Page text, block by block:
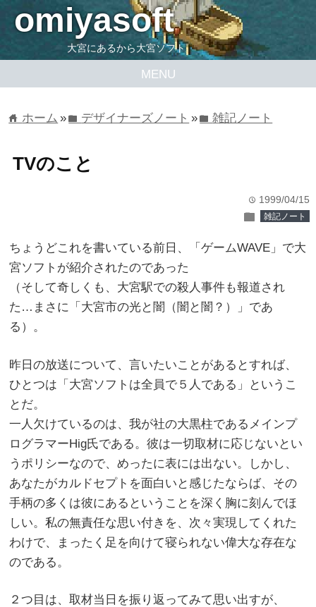
omiyasoft
大宮にあるから大宮ソフト
MENU
home ホーム »folder デザイナーズノート »folder雑記ノート
TVのこと
time 1999/04/15
folder 雑記ノート
ちょうどこれを書いている前日、「ゲームWAVE」で大
宮ソフトが紹介されたのであった
（そして奇しくも、大宮駅での殺人事件も報道され
た…まさに「大宮市の光と闇（闇と闇？）」であ
る）。
昨日の放送について、言いたいことがあるとすれば、
ひとつは「大宮ソフトは全員で５人である」というこ
とだ。
一人欠けているのは、我が社の大黒柱であるメインプ
ログラマーHig氏である。彼は一切取材に応じないとい
うポリシーなので、めったに表には出ない。しかし、
あなたがカルドセプトを面白いと感じたならば、その
手柄の多くは彼にあるということを深く胸に刻んでほ
しい。私の無責任な思い付きを、次々実現してくれた
わけで、まったく足を向けて寝られない偉大な存在な
のである。
２つ目は、取材当日を振り返ってみて思い出すが、